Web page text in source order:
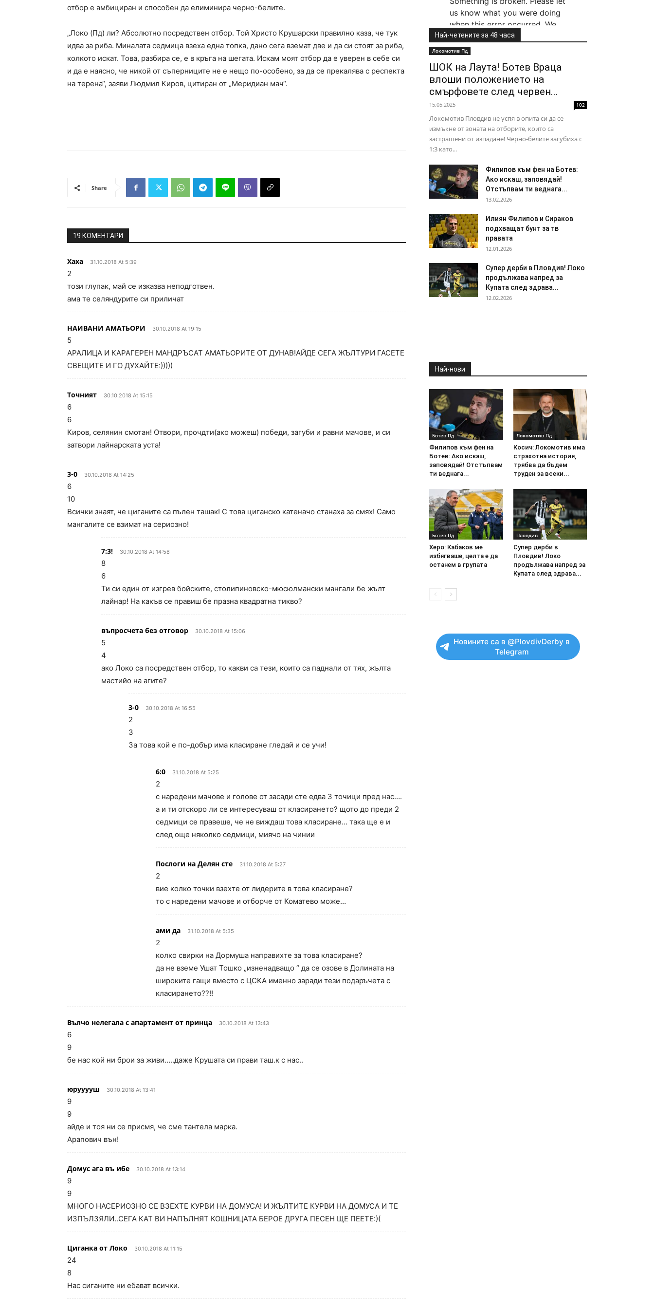
отбор е амбициран и способен да елиминира черно-белите.
„Локо (Пд) ли? Абсолютно посредствен отбор. Той Христо Крушарски правилно каза, че тук
идва за риба. Миналата седмица взеха една топка, дано сега вземат две и да си стоят за риба,
колкото искат. Това, разбира се, е в кръга на шегата. Искам моят отбор да е уверен в себе си
и да е наясно, че никой от съперниците не е нещо по-особено, за да се прекалява с респекта
на терена“, заяви Людмил Киров, цитиран от „Меридиан мач“.
Share
19 КОМЕНТАРИ
Хаха 31.10.2018 At 5:39
2
този глупак, май се изказва неподготвен.
ама те селяндурите си приличат
НАИВАНИ АМАТЬОРИ 30.10.2018 At 19:15
5
АРАЛИЦА И КАРАГЕРЕН МАНДРЪСАТ АМАТЬОРИТЕ ОТ ДУНАВ!АЙДЕ СЕГА ЖЪЛТУРИ ГАСЕТЕ
СВЕЩИТЕ И ГО ДУХАЙТЕ:)))))
Точният 30.10.2018 At 15:15
6
6
Киров, селянин смотан! Отвори, прочдти(ако можеш) победи, загуби и равни мачове, и си
затвори лайнарската уста!
3-0 30.10.2018 At 14:25
6
10
Всички знаят, че циганите са пълен ташак! С това циганско катеначо станаха за смях! Само
мангалите се взимат на сериозно!
7:3! 30.10.2018 At 14:58
8
6
Ти си един от изгрев бойските, столипиновско-мюсюлмански мангали бе жълт
лайнар! На какъв се правиш бе празна квадратна тикво?
въпросчета без отговор 30.10.2018 At 15:06
5
4
ако Локо са посредствен отбор, то какви са тези, които са паднали от тях, жълта
мастийо на агите?
3-0 30.10.2018 At 16:55
2
3
За това кой е по-добър има класиране гледай и се учи!
6:0 31.10.2018 At 5:25
2
с наредени мачове и голове от засади сте едва 3 точици пред нас….
а и ти отскоро ли се интересуваш от класирането? щото до преди 2
седмици се правеше, че не виждаш това класиране… така ще е и
след още няколко седмици, миячо на чинии
Послоги на Делян сте 31.10.2018 At 5:27
2
вие колко точки взехте от лидерите в това класиране?
то с наредени мачове и отборче от Коматево може…
ами да 31.10.2018 At 5:35
2
колко свирки на Дормуша направихте за това класиране?
да не вземе Ушат Тошко „изненадващо “ да се озове в Долината на
широките гащи вместо с ЦСКА именно заради тези подаръчета с
класирането??!!
Вълчо нелегала с апартамент от принца 30.10.2018 At 13:43
6
9
бе нас кой ни брои за живи…..даже Крушата си прави таш.к с нас..
юрууууш 30.10.2018 At 13:41
9
9
айде и тоя ни се присмя, че сме тантела марка.
Арапович вън!
Домус ага въ ибе 30.10.2018 At 13:14
9
9
МНОГО НАСЕРИОЗНО СЕ ВЗЕХТЕ КУРВИ НА ДОМУСА! И ЖЪЛТИТЕ КУРВИ НА ДОМУСА И ТЕ
ИЗПЪЛЗЯЛИ..СЕГА КАТ ВИ НАПЪЛНЯТ КОШНИЦАТА БЕРОЕ ДРУГА ПЕСЕН ЩЕ ПЕЕТЕ:)(
Циганка от Локо 30.10.2018 At 11:15
24
8
Нас сиганите ни ебават всички.
Най-четените за 48 часа
Локомотив Пд
ШОК на Лаута! Ботев Враца
влоши положението на
смърфовете след червен...
15.05.2025 102
Локомотив Пловдив не успя в опита си да се
измъкне от зоната на отборите, които са
застрашени от изпадане! Черно-белите загубиха с
1:3 като...
Филипов към фен на Ботев:
Ако искаш, заповядай!
Отстъпвам ти веднага...
13.02.2026
Илиян Филипов и Сираков
подхващат бунт за тв
правата
12.01.2026
Супер дерби в Пловдив! Локо
продължава напред за
Купата след здрава...
12.02.2026
Най-нови
Ботев Пд
Филипов към фен на
Ботев: Ако искаш,
заповядай! Отстъпвам
ти веднага...
Локомотив Пд
Косич: Локомотив има
страхотна история,
трябва да бъдем
труден за всеки...
Ботев Пд
Херо: Кабаков ме
избягваше, целта е да
останем в групата
Пловдив
Супер дерби в
Пловдив! Локо
продължава напред за
Купата след здрава...
Новините са в @PlovdivDerby в
Telegram